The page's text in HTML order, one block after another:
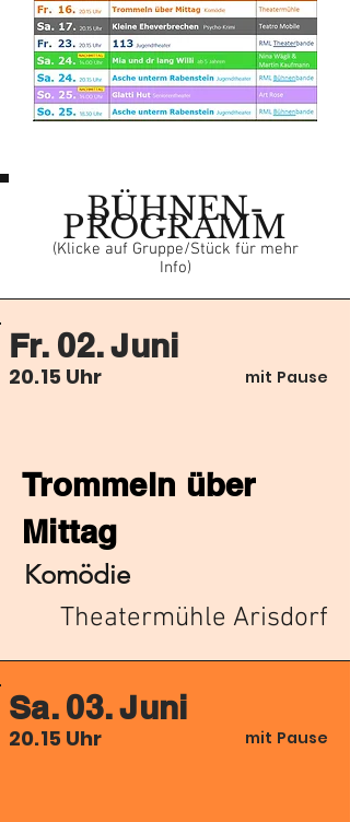
BÜHNEN-
PROGRAMM
(Klicke auf Gruppe/Stück für mehr
Info)
Fr. 02. Juni
20.15 Uhr mit Pause
Trommeln über
Mittag
Komödie
Theatermühle Arisdorf
Sa. 03. Juni
20.15 Uhr mit Pause